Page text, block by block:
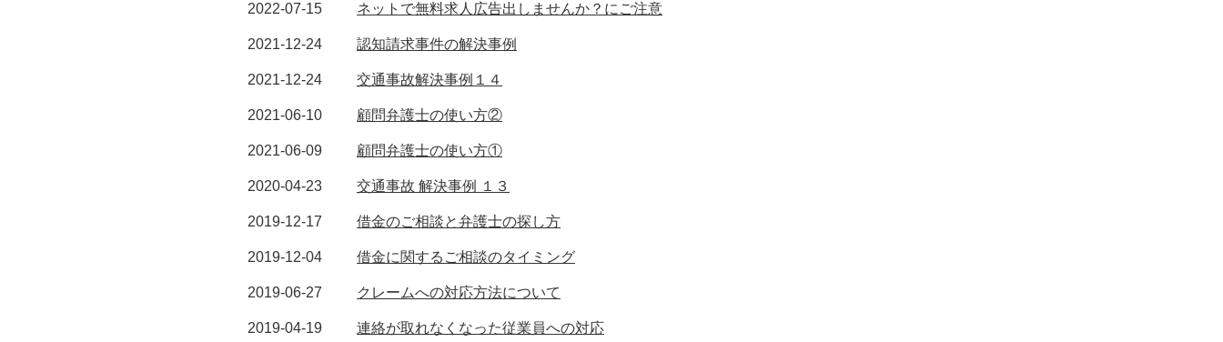
2022-07-15 ネットで無料求人広告出しませんか？にご注意
2021-12-24 認知請求事件の解決事例
2021-12-24 交通事故解決事例１４
2021-06-10 顧問弁護士の使い方②
2021-06-09 顧問弁護士の使い方①
2020-04-23 交通事故 解決事例 １３
2019-12-17 借金のご相談と弁護士の探し方
2019-12-04 借金に関するご相談のタイミング
2019-06-27 クレームへの対応方法について
2019-04-19 連絡が取れなくなった従業員への対応